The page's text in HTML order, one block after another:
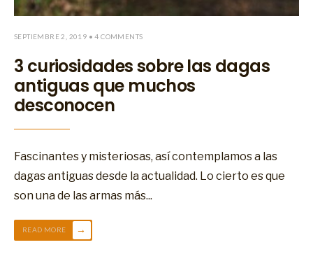
SEPTIEMBRE 2, 2019 • 4 COMMENTS
3 curiosidades sobre las dagas
antiguas que muchos
desconocen
Fascinantes y misteriosas, así contemplamos a las
dagas antiguas desde la actualidad. Lo cierto es que
son una de las armas más...
READ MORE →